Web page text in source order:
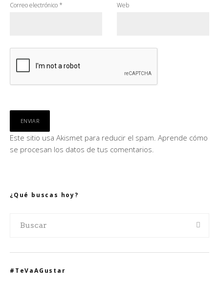
Correo electrónico * Web
Este sitio usa Akismet para reducir el spam. Aprende cómo
se procesan los datos de tus comentarios.
¿Qué buscas hoy?
#TeVaAGustar